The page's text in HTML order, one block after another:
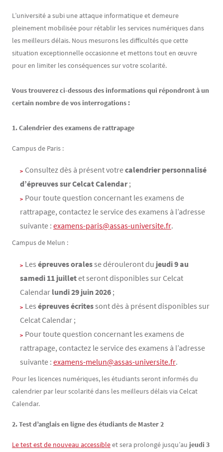
L’université a subi une attaque informatique et demeure
pleinement mobilisée pour rétablir les services numériques dans
les meilleurs délais. Nous mesurons les difficultés que cette
situation exceptionnelle occasionne et mettons tout en œuvre
pour en limiter les conséquences sur votre scolarité.
Vous trouverez ci-dessous des informations qui répondront à un
certain nombre de vos interrogations :
1. Calendrier des examens de rattrapage
Campus de Paris :
Consultez dès à présent votrecalendrier personnalisé
d’épreuves sur Celcat Calendar;
Pour toute question concernant les examens de
rattrapage, contactez le service des examens à l’adresse
suivante : examens-paris@assas-universite.fr.
Campus de Melun :
Les épreuves oralesse dérouleront du jeudi9 au
samedi 11 juilletet seront disponibles sur Celcat
Calendar lundi 29 juin 2026 ;
Les épreuves écritessont dès à présent disponibles sur
Celcat Calendar ;
Pour toute question concernant les examens de
rattrapage, contactez le service des examens à l’adresse
suivante : examens-melun@assas-universite.fr.
Pour les licences numériques, les étudiants seront informés du
calendrier par leur scolarité dans les meilleurs délais via Celcat
Calendar.
2. Test d’anglais en ligne des étudiants de Master 2
Le test est de nouveau accessibleet sera prolongé jusqu’au jeudi 3